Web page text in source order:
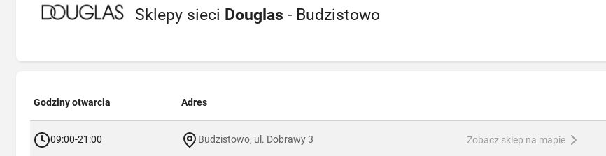
Sklepy sieci Douglas - Budzistowo
Godziny otwarcia Adres
09:00-21:00 Budzistowo, ul. Dobrawy 3 Zobacz sklep na mapie